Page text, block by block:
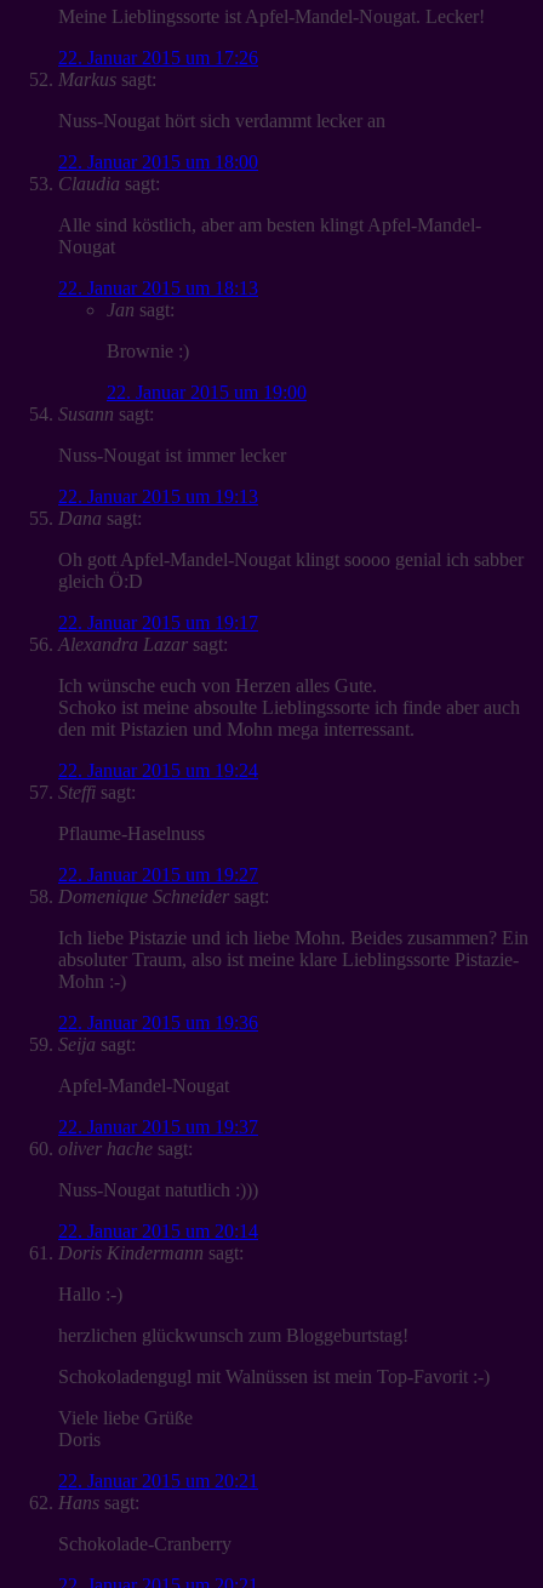
Meine Lieblingssorte ist Apfel-Mandel-Nougat. Lecker!
22. Januar 2015 um 17:26
Markus sagt:
Nuss-Nougat hört sich verdammt lecker an
22. Januar 2015 um 18:00
Claudia sagt:
Alle sind köstlich, aber am besten klingt Apfel-Mandel-
Nougat
22. Januar 2015 um 18:13
Jan sagt:
Brownie :)
22. Januar 2015 um 19:00
Susann sagt:
Nuss-Nougat ist immer lecker
22. Januar 2015 um 19:13
Dana sagt:
Oh gott Apfel-Mandel-Nougat klingt soooo genial ich sabber
gleich Ö:D
22. Januar 2015 um 19:17
Alexandra Lazar sagt:
Ich wünsche euch von Herzen alles Gute.
Schoko ist meine absoulte Lieblingssorte ich finde aber auch
den mit Pistazien und Mohn mega interressant.
22. Januar 2015 um 19:24
Steffi sagt:
Pflaume-Haselnuss
22. Januar 2015 um 19:27
Domenique Schneider sagt:
Ich liebe Pistazie und ich liebe Mohn. Beides zusammen? Ein
absoluter Traum, also ist meine klare Lieblingssorte Pistazie-
Mohn :-)
22. Januar 2015 um 19:36
Seija sagt:
Apfel-Mandel-Nougat
22. Januar 2015 um 19:37
oliver hache sagt:
Nuss-Nougat natutlich :)))
22. Januar 2015 um 20:14
Doris Kindermann sagt:
Hallo :-)
herzlichen glückwunsch zum Bloggeburtstag!
Schokoladengugl mit Walnüssen ist mein Top-Favorit :-)
Viele liebe Grüße
Doris
22. Januar 2015 um 20:21
Hans sagt:
Schokolade-Cranberry